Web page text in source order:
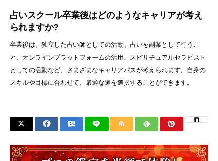
占いスクール卒業後はどのようなキャリアが考え
られますか?
卒業後は、独立した占い師としての活動、占いを副業として行うこ
と、オンラインプラットフォームの活用、スピリチュアルセラピスト
としての活動など、さまざまなキャリアパスが考えられます。自身の
スキルや目標に合わせて、最適な道を選択することができます。